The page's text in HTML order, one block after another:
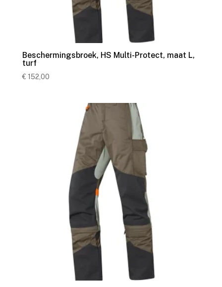
Beschermingsbroek, HS Multi-Protect, maat L,
turf
€ 152,00